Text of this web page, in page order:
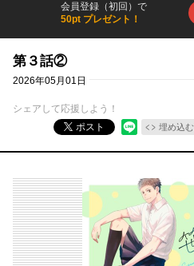
会員登録（初回）で
50pt プレゼント！
第３話②
2026年05月01日
シェアして応援しよう！
ポスト
埋め込む